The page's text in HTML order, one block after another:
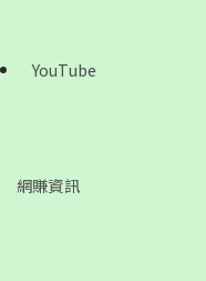
YouTube
網賺資訊